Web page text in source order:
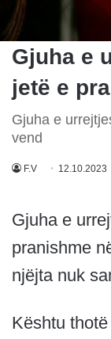
Gjuha e
jetë e
Gjuha e
vend
F.V 12.10.2023
Gjuha e
pranishme
njëjta nuk
Kështu